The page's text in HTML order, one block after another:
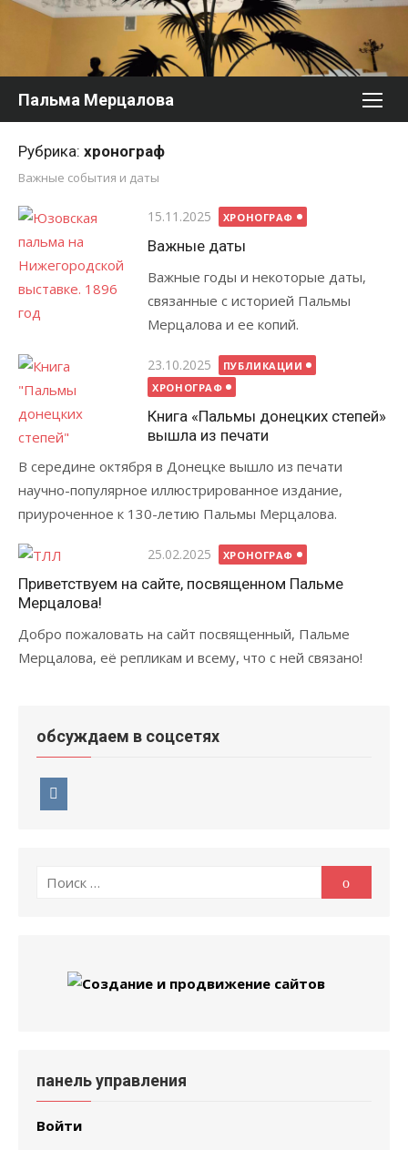
Перейти
содержимому
Пальма Мерцалова
Рубрика: хронограф
Важные события и даты
Опубликовано
15.11.2025 ХРОНОГРАФ
Важные даты
Важные годы и некоторые даты,
связанные с историей Пальмы
Мерцалова и ее копий.
Опубликовано
23.10.2025
ПУБЛИКАЦИИ
ХРОНОГРАФ
Книга «Пальмы донецких степей»
вышла из печати
В середине октября в Донецке вышло из печати
научно-популярное иллюстрированное издание,
приуроченное к 130-летию Пальмы Мерцалова.
Опубликовано
25.02.2025 ХРОНОГРАФ
Приветствуем на сайте, посвященном Пальме
Мерцалова!
Добро пожаловать на сайт посвященный, Пальме
Мерцалова, её репликам и всему, что с ней связано!
обсуждаем в соцсетях
Поиск
Поиск
панель управления
Войти